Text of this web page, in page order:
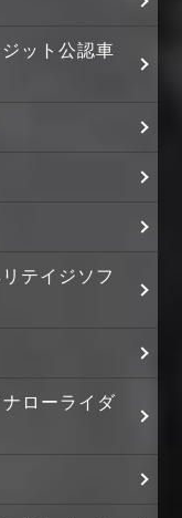
ット公認車
テイジソフ
ローライダ